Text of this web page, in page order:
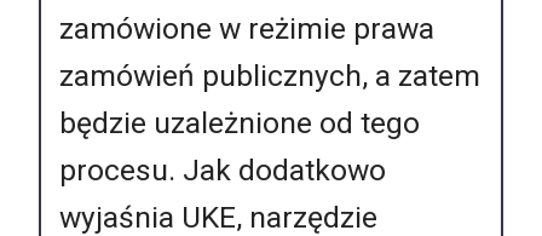
zamówione w reżimie prawa
zamówień publicznych, a zatem
będzie uzależnione od tego
procesu. Jak dodatkowo
wyjaśnia UKE, narzędzie